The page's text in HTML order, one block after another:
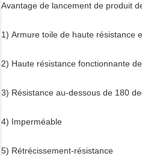
Avantage de lancement de produit
1) Armure toile de haute résistance
2) Haute résistance fonctionnante
3) Résistance au-dessous de 180
4) Imperméable
5) Rétrécissement-résistance